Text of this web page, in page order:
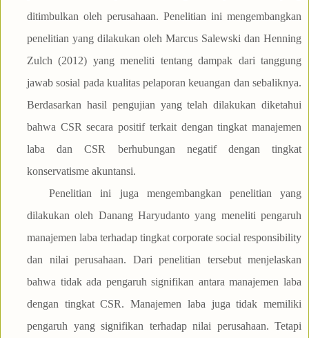
ditimbulkan oleh perusahaan. Penelitian ini mengembangkan
penelitian yang dilakukan oleh Marcus Salewski dan Henning
Zulch (2012) yang meneliti tentang dampak dari tanggung
jawab sosial pada kualitas pelaporan keuangan dan sebaliknya.
Berdasarkan hasil pengujian yang telah dilakukan diketahui
bahwa CSR secara positif terkait dengan tingkat manajemen
laba dan CSR berhubungan negatif dengan tingkat
konservatisme akuntansi.
Penelitian ini juga mengembangkan penelitian yang
dilakukan oleh Danang Haryudanto yang meneliti pengaruh
manajemen laba terhadap tingkat corporate social responsibility
dan nilai perusahaan. Dari penelitian tersebut menjelaskan
bahwa tidak ada pengaruh signifikan antara manajemen laba
dengan tingkat CSR. Manajemen laba juga tidak memiliki
pengaruh yang signifikan terhadap nilai perusahaan. Tetapi